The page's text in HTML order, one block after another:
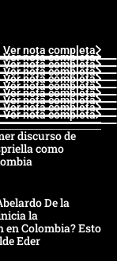
Ver nota completa
Ver nota completa
Ver nota completa
Ver nota completa
Ver nota completa
Ver nota completa
Ver nota completa
Ver nota completa
Ver nota completa
Ver nota completa
discurso de
como
De la
la
en Colombia? Esto
Eder